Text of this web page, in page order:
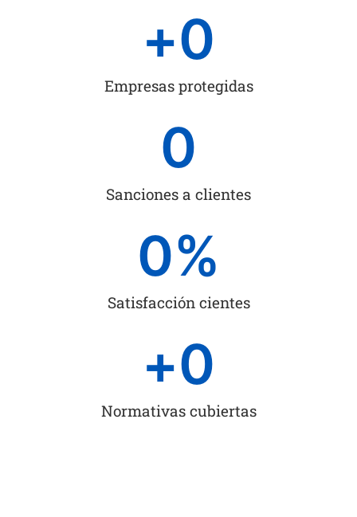
Empresas protegidas
+0
Sanciones a clientes
0
Satisfacción cientes
0%
Normativas cubiertas
+0